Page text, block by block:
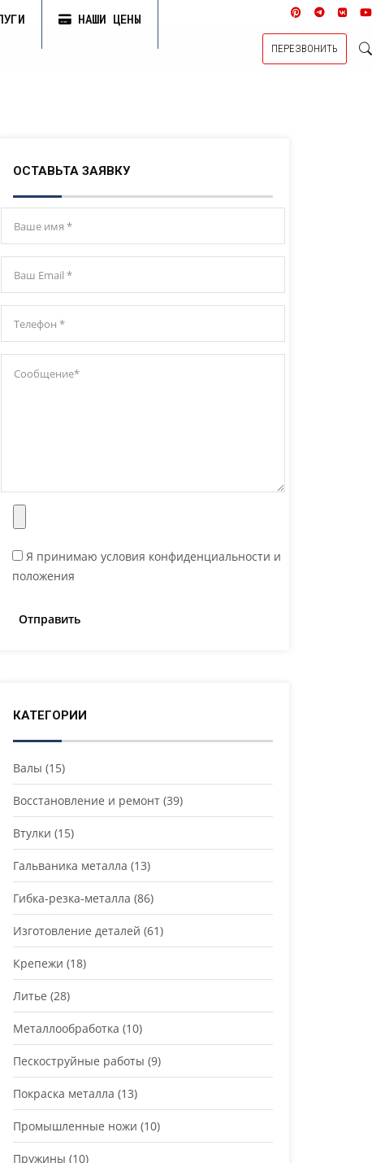
НАШИ ЦЕНЫ
ПЕРЕЗВОНИТЬ
ОСТАВЬТА ЗАЯВКУ
Я принимаю условия конфиденциальности и
положения
КАТЕГОРИИ
Валы (15)
Восстановление и ремонт (39)
Втулки (15)
Гальваника металла (13)
Гибка-резка-металла (86)
Изготовление деталей (61)
Крепежи (18)
Литье (28)
Металлообработка (10)
Пескоструйные работы (9)
Покраска металла (13)
Промышленные ножи (10)
Пружины (10)